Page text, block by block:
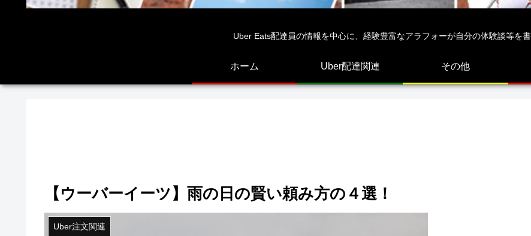
Uber Eats配達員の情報を中心に、経験豊富なアラフォーが自分の体験談等を書
ホーム Uber配達関連 その他
【ウーバーイーツ】雨の日の賢い頼み方の４選！
Uber注文関連